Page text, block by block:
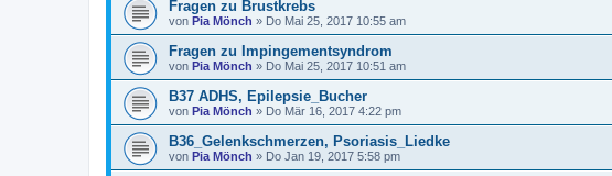
Fragen zu Brustkrebs
von Pia Mönch » Do Mai 25, 2017 10:55 am
Fragen zu Impingementsyndrom
von Pia Mönch » Do Mai 25, 2017 10:51 am
B37 ADHS, Epilepsie_Bucher
von Pia Mönch » Do Mär 16, 2017 4:22 pm
B36_Gelenkschmerzen, Psoriasis_Liedke
von Pia Mönch » Do Jan 19, 2017 5:58 pm